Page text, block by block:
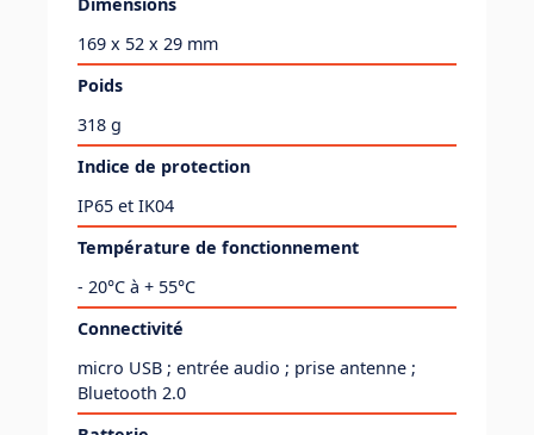
169 x 52 x 29 mm
Poids
318 g
Indice de protection
IP65 et IK04
Température de fonctionnement
- 20°C à + 55°C
Connectivité
micro USB ; entrée audio ; prise antenne ;
Bluetooth 2.0